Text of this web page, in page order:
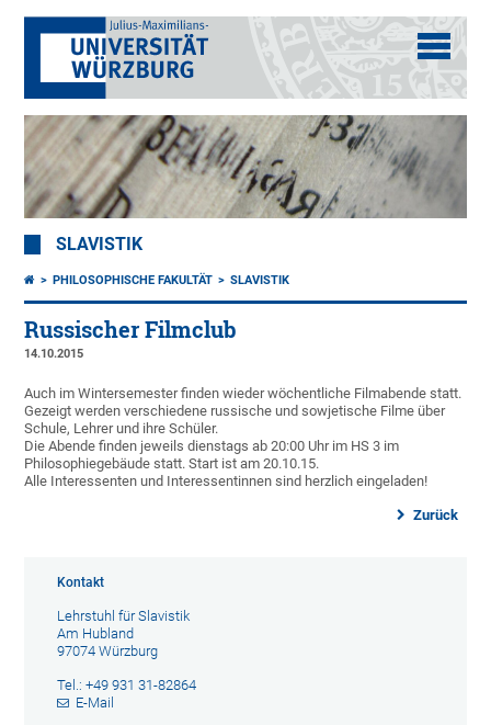
SLAVISTIK
PHILOSOPHISCHE FAKULTÄT SLAVISTIK
Russischer Filmclub
14.10.2015
Auch im Wintersemester finden wieder wöchentliche Filmabende statt.
Gezeigt werden verschiedene russische und sowjetische Filme über
Schule, Lehrer und ihre Schüler.
Die Abende finden jeweils dienstags ab 20:00 Uhr im HS 3 im
Philosophiegebäude statt. Start ist am 20.10.15.
Alle Interessenten und Interessentinnen sind herzlich eingeladen!
Zurück
Kontakt
Lehrstuhl für Slavistik
Am Hubland
97074 Würzburg
Tel.: +49 931 31-82864
E-Mail